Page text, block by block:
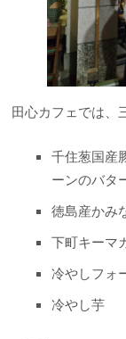
田心カフェでは、
千住葱国産
ーンのバタ
徳島産かみ
下町キーマ
冷やしフォ
冷やし芋